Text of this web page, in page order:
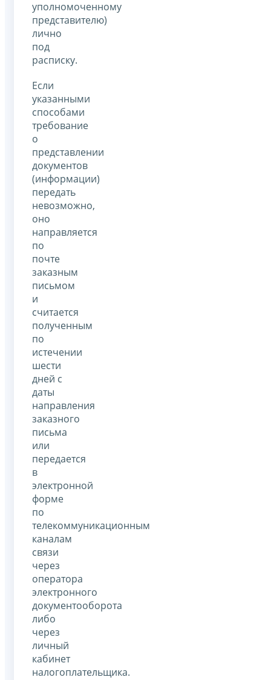
уполномоченному
представителю)
лично
под
расписку.
Если
указанными
способами
требование
о
представлении
документов
(информации)
передать
невозможно,
оно
направляется
по
почте
заказным
письмом
и
считается
полученным
по
истечении
шести
дней с
даты
направления
заказного
письма
или
передается
в
электронной
форме
по
телекоммуникационным
каналам
связи
через
оператора
электронного
документооборота
либо
через
личный
кабинет
налогоплательщика.